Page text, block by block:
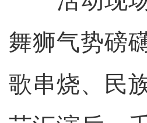
舞狮气势磅
歌串烧、民